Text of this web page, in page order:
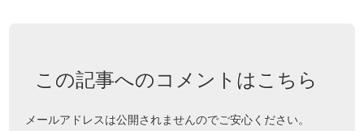
この記事へのコメントはこちら
メールアドレスは公開されませんのでご安心ください。